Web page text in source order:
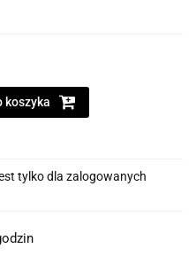
koszyka
tylko dla zalogowanych